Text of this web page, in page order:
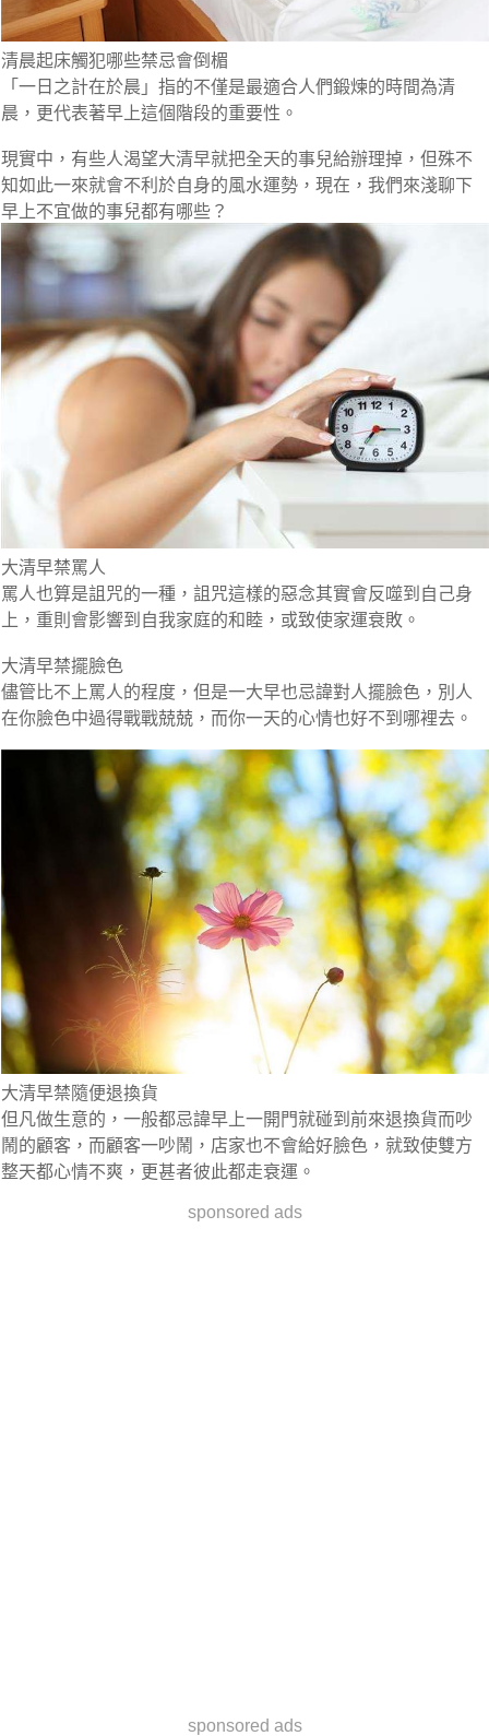
清晨起床觸犯哪些禁忌會倒楣
「一日之計在於晨」指的不僅是最適合人們鍛煉的時間為清
晨，更代表著早上這個階段的重要性。
現實中，有些人渴望大清早就把全天的事兒給辦理掉，但殊不
知如此一來就會不利於自身的風水運勢，現在，我們來淺聊下
早上不宜做的事兒都有哪些？
大清早禁罵人
罵人也算是詛咒的一種，詛咒這樣的惡念其實會反噬到自己身
上，重則會影響到自我家庭的和睦，或致使家運衰敗。
大清早禁擺臉色
儘管比不上罵人的程度，但是一大早也忌諱對人擺臉色，別人
在你臉色中過得戰戰兢兢，而你一天的心情也好不到哪裡去。
大清早禁隨便退換貨
但凡做生意的，一般都忌諱早上一開門就碰到前來退換貨而吵
鬧的顧客，而顧客一吵鬧，店家也不會給好臉色，就致使雙方
整天都心情不爽，更甚者彼此都走衰運。
sponsored ads
sponsored ads